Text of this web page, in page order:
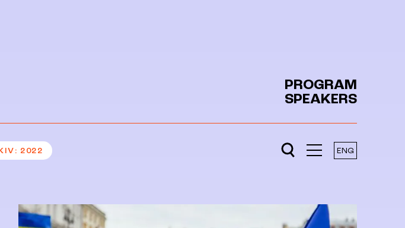
PROGRAM
SPEAKERS
2022 ENG